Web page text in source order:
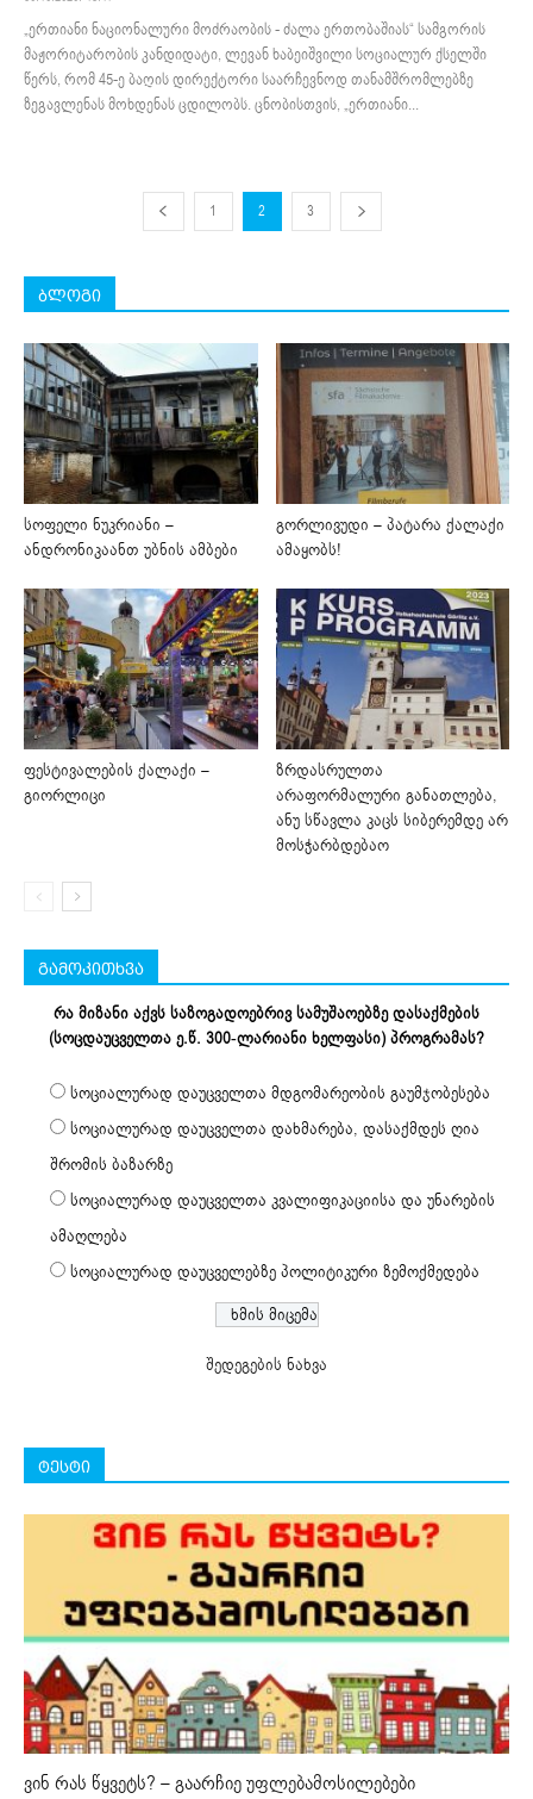
„ერთიანი ნაციონალური მოძრაობის - ძალა ერთობაშიას“ სამგორის
მაჟორიტარობის კანდიდატი, ლევან ხაბეიშვილი სოციალურ ქსელში
წერს, რომ 45-ე ბაღის დირექტორი საარჩევნოდ თანამშრომლებზე
ზეგავლენას მოხდენას ცდილობს. ცნობისთვის, „ერთიანი...
1 2 3
ბლოგი
სოფელი ნუკრიანი –
ანდრონიკაანთ უბნის ამბები
გორლივუდი – პატარა ქალაქი
ამაყობს!
ფესტივალების ქალაქი –
გიორლიცი
ზრდასრულთა
არაფორმალური განათლება,
ანუ სწავლა კაცს სიბერემდე არ
მოსჭარბდებაო
გამოკითხვა
რა მიზანი აქვს საზოგადოებრივ სამუშაოებზე დასაქმების
(სოცდაუცველთა ე.წ. 300-ლარიანი ხელფასი) პროგრამას?
სოციალურად დაუცველთა მდგომარეობის გაუმჯობესება
სოციალურად დაუცველთა დახმარება, დასაქმდეს ღია
შრომის ბაზარზე
სოციალურად დაუცველთა კვალიფიკაციისა და უნარების
ამაღლება
სოციალურად დაუცველებზე პოლიტიკური ზემოქმედება
შედეგების ნახვა
ტესტი
ვინ რას წყვეტს? – გაარჩიე უფლებამოსილებები